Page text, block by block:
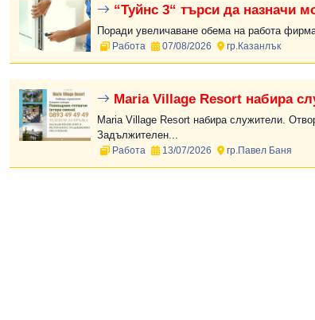
“Туйнс 3“ търси да назначи
Поради увеличаване обема на работа
Работа 07/08/2026 гр.Казанлък
Maria Village Resort набира
Maria Village Resort набира служители.
Задължителен...
Работа 13/07/2026 гр.Павел Баня